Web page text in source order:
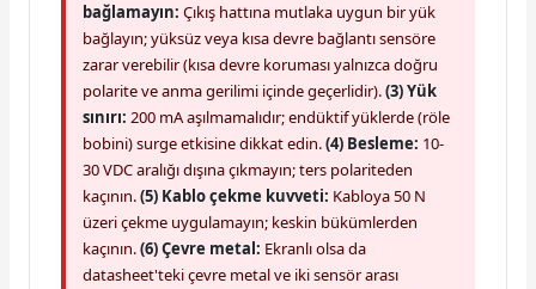
bağlamayın: Çıkış hattına mutlaka uygun bir yük
bağlayın; yüksüz veya kısa devre bağlantı sensöre
zarar verebilir (kısa devre koruması yalnızca doğru
polarite ve anma gerilimi içinde geçerlidir).(3) Yük
sınırı: 200 mA aşılmamalıdır; endüktif yüklerde (röle
bobini) surge etkisine dikkat edin.(4) Besleme: 10-
30 VDC aralığı dışına çıkmayın; ters polariteden
kaçının.(5) Kablo çekme kuvveti: Kabloya 50 N
üzeri çekme uygulamayın; keskin bükümlerden
kaçının.(6) Çevre metal: Ekranlı olsa da
datasheet'teki çevre metal ve iki sensör arası